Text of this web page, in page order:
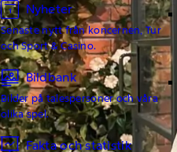
Nyheter
Senaste nytt från koncernen, Tur
och Sport & Casino.
Bildbank
Bilder på talespersoner och våra
olika spel.
Fakta och statistik